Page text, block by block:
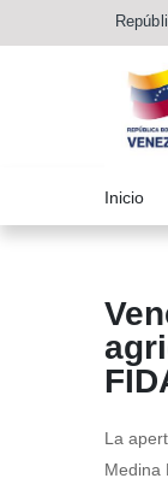
Inicio
La
Medina